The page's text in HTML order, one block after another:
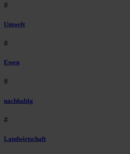
#
Umwelt
#
Essen
#
nachhaltig
#
Landwirtschaft